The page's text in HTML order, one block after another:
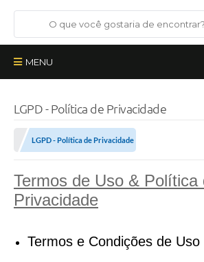
MENU
Certificações
Investimentos
Educação Previdenciária
Relatórios
LGPD - Política de Privacidade
LGPD - Política de Privacidade
Termos de Uso & Política
Privacidade
Termos e Condições de Uso